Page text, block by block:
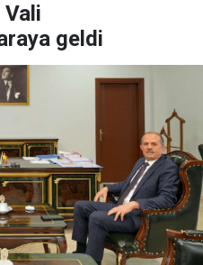
Vali
geldi